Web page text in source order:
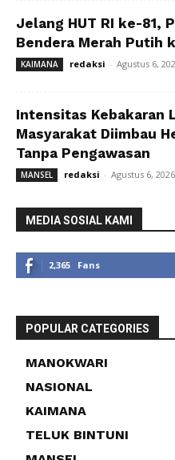
Jelang HUT RI ke-81,
Bendera Merah Putih
KAIMANA redaksi - Agustus 6,
Intensitas Kebakaran
Masyarakat Diimbau
Tanpa Pengawasan
MANSEL redaksi - Agustus 6, 2026
MEDIA SOSIAL KAMI
2,365 Fans
POPULAR CATEGORIES
MANOKWARI
NASIONAL
KAIMANA
TELUK BINTUNI